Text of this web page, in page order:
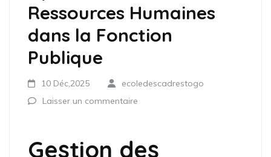
Ressources Humaines
dans la Fonction
Publique
10 Déc,2025
ecoledescadrestogo
Laisser un commentaire
Gestion des